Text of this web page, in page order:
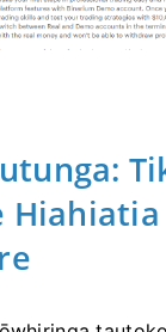
Hiahiatia